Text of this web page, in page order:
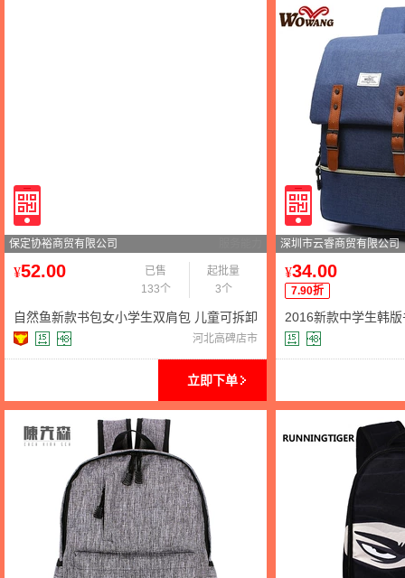
保定协裕商贸有限公司
¥52.00
已售
133个
起批量
3个
自然鱼新款书包女小学生双肩包 儿童可拆卸
拉杆书包卡通韩版
河北高碑店市
立即下单
深圳市云睿商贸有限公司
¥34.00
7.90折
2016新款中学生韩
包男士牛津布商务